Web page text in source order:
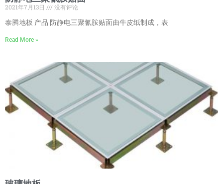
2021年7月13日
没有评论
泰腾地板 产品 防静电三聚氰胺贴面由牛皮纸制成，表
Read More »